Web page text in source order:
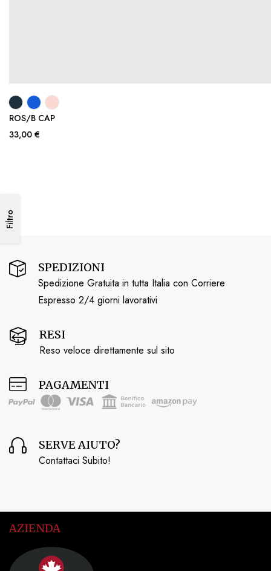
Filtro
ROS/B CAP
33,00 €
SPEDIZIONI
Spedizione Gratuita in tutta Italia con Corriere
Espresso 2/4 giorni lavorativi
RESI
Reso veloce direttamente sul sito
PAGAMENTI
SERVE AIUTO?
Contattaci Subito!
AZIENDA